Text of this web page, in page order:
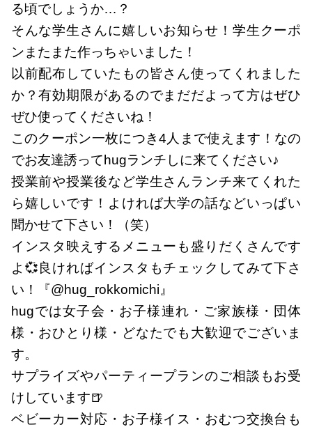
る頃でしょうか…？
そんな学生さんに嬉しいお知らせ！学生クーポ
ンまたまた作っちゃいました！
以前配布していたもの皆さん使ってくれました
か？有効期限があるのでまだだよって方はぜひ
ぜひ使ってくださいね！
このクーポン一枚につき4人まで使えます！なの
でお友達誘ってhugランチしに来てください♪
授業前や授業後など学生さんランチ来てくれた
ら嬉しいです！よければ大学の話などいっぱい
聞かせて下さい！（笑）
インスタ映えするメニューも盛りだくさんです
よ💞良ければインスタもチェックしてみて下さ
い！『@hug_rokkomichi』
hugでは女子会・お子様連れ・ご家族様・団体
様・おひとり様・どなたでも大歓迎でございま
す。
サプライズやパーティープランのご相談もお受
けしています🍺
ベビーカー対応・お子様イス・おむつ交換台も